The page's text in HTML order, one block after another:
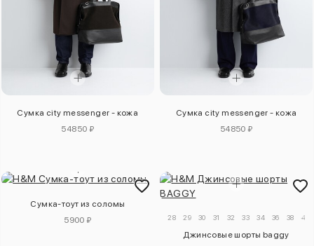
Сумка city messenger - кожа
54850 ₽
Сумка city messenger - кожа
54850 ₽
Сумка-тоут из соломы
5900 ₽
28 29 30 31 32 33 34 36 38 40
Джинсовые шорты baggy